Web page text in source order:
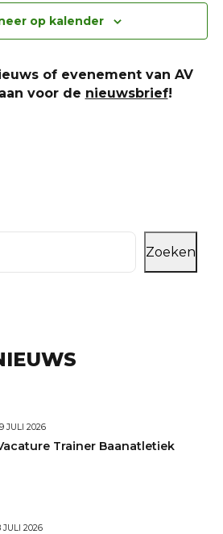
op kalender
of evenement van AV
voor de nieuwsbrief!
Zoeken
JULI 2026
Trainer Baanatletiek
JULI 2026